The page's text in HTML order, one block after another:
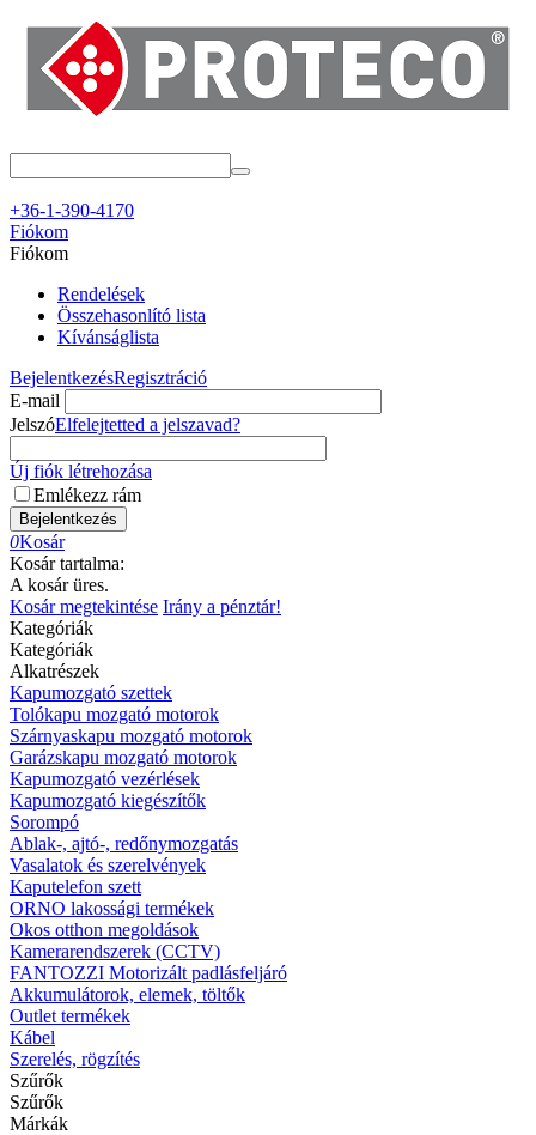
+36-1-390-4170
Fiókom
Fiókom
Rendelések
Összehasonlító lista
Kívánságlista
BejelentkezésRegisztráció
E-mail
JelszóElfelejtetted a jelszavad?
Új fiók létrehozása
Emlékezz rám
Bejelentkezés
0Kosár
Kosár tartalma:
A kosár üres.
Kosár megtekintése Irány a pénztár!
Kategóriák
Kategóriák
Alkatrészek
Kapumozgató szettek
Tolókapu mozgató motorok
Szárnyaskapu mozgató motorok
Garázskapu mozgató motorok
Kapumozgató vezérlések
Kapumozgató kiegészítők
Sorompó
Ablak-, ajtó-, redőnymozgatás
Vasalatok és szerelvények
Kaputelefon szett
ORNO lakossági termékek
Okos otthon megoldások
Kamerarendszerek (CCTV)
FANTOZZI Motorizált padlásfeljáró
Akkumulátorok, elemek, töltők
Outlet termékek
Kábel
Szerelés, rögzítés
Szűrők
Szűrők
Márkák